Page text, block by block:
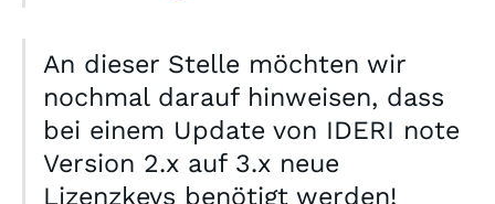
An dieser Stelle möchten wir
nochmal darauf hinweisen, dass
bei einem Update von IDERI note
Version 2.x auf 3.x neue
Lizenzkeys benötigt werden!